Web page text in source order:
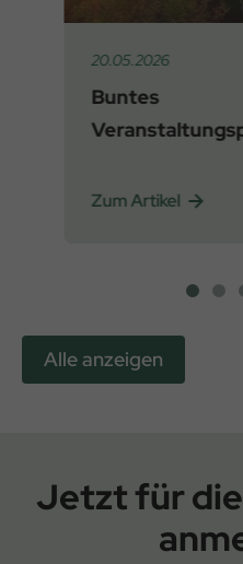
20.05.2026
Buntes
Zum Artikel
Alle anzeigen
Jetzt für